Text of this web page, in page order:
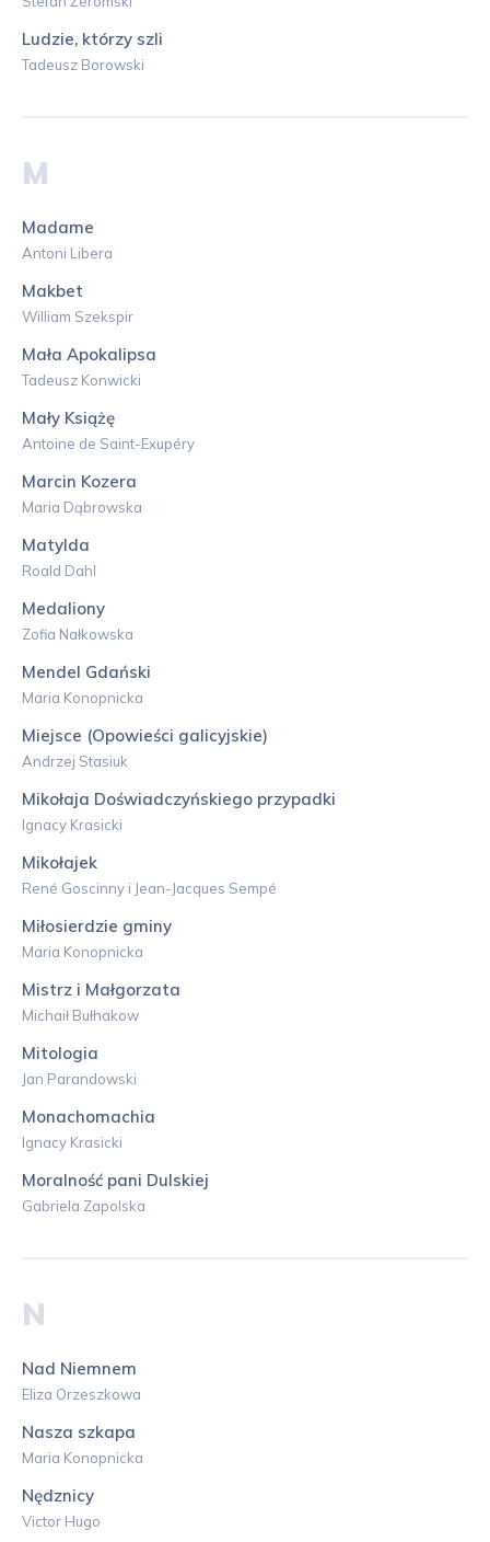
Ludzie, którzy szli
Tadeusz Borowski
M
Madame
Antoni Libera
Makbet
William Szekspir
Mała Apokalipsa
Tadeusz Konwicki
Mały Książę
Antoine de Saint-Exupéry
Marcin Kozera
Maria Dąbrowska
Matylda
Roald Dahl
Medaliony
Zofia Nałkowska
Mendel Gdański
Maria Konopnicka
Miejsce (Opowieści galicyjskie)
Andrzej Stasiuk
Mikołaja Doświadczyńskiego przypadki
Ignacy Krasicki
Mikołajek
René Goscinny i Jean-Jacques Sempé
Miłosierdzie gminy
Maria Konopnicka
Mistrz i Małgorzata
Michaił Bułhakow
Mitologia
Jan Parandowski
Monachomachia
Ignacy Krasicki
Moralność pani Dulskiej
Gabriela Zapolska
N
Nad Niemnem
Eliza Orzeszkowa
Nasza szkapa
Maria Konopnicka
Nędznicy
Victor Hugo